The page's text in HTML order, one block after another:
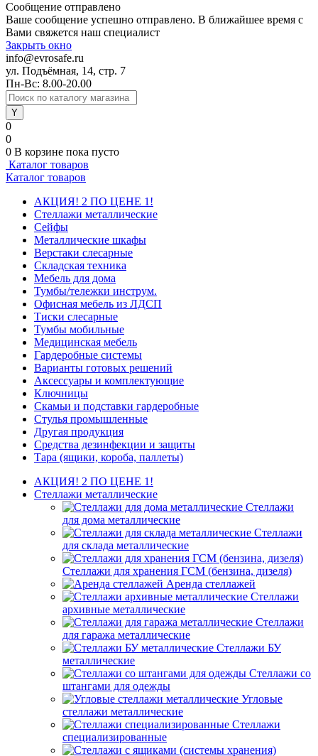
Сообщение отправлено
Ваше сообщение успешно отправлено. В ближайшее время с
Вами свяжется наш специалист
Закрыть окно
info@evrosafe.ru
ул. Подъёмная, 14, стр. 7
Пн-Вс: 8.00-20.00
0
0
0 В корзине пока пусто
Каталог товаров
Каталог товаров
АКЦИЯ! 2 ПО ЦЕНЕ 1!
Стеллажи металлические
Сейфы
Металлические шкафы
Верстаки слесарные
Складская техника
Мебель для дома
Тумбы/тележки инструм.
Офисная мебель из ЛДСП
Тиски слесарные
Тумбы мобильные
Медицинская мебель
Гардеробные системы
Варианты готовых решений
Аксессуары и комплектующие
Ключницы
Скамьи и подставки гардеробные
Стулья промышленные
Другая продукция
Средства дезинфекции и защиты
Тара (ящики, короба, паллеты)
АКЦИЯ! 2 ПО ЦЕНЕ 1!
Стеллажи металлические
Стеллажи
для дома металлические
Стеллажи
для склада металлические
Стеллажи для хранения ГСМ (бензина, дизеля)
Аренда стеллажей
Стеллажи
архивные металлические
Стеллажи
для гаража металлические
Стеллажи БУ
металлические
Стеллажи со
штангами для одежды
Угловые
стеллажи металлические
Стеллажи
специализированные